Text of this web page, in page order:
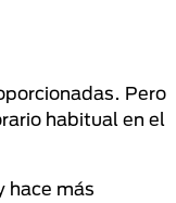
Pero
habitual en el
hace más